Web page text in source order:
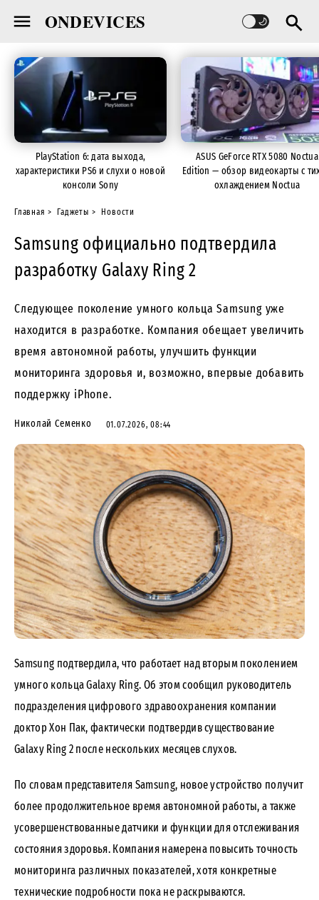
ONDEVICES
PlayStation 6: дата выхода,
характеристики PS6 и слухи о новой
консоли Sony
ASUS GeForce RTX 5080 Noctua
Edition — обзор видеокарты с
охлаждением Noctua
Главная Гаджеты Новости
Samsung официально подтвердила
разработку Galaxy Ring 2
Следующее поколение умного кольца Samsung уже
находится в разработке. Компания обещает увеличить
время автономной работы, улучшить функции
мониторинга здоровья и, возможно, впервые добавить
поддержку iPhone.
Николай Семенко 01.07.2026, 08:44
Samsung подтвердила, что работает над вторым поколением
умного кольца Galaxy Ring. Об этом сообщил руководитель
подразделения цифрового здравоохранения компании
доктор Хон Пак, фактически подтвердив существование
Galaxy Ring 2 после нескольких месяцев слухов.
По словам представителя Samsung, новое устройство получит
более продолжительное время автономной работы, а также
усовершенствованные датчики и функции для отслеживания
состояния здоровья. Компания намерена повысить точность
мониторинга различных показателей, хотя конкретные
технические подробности пока не раскрываются.